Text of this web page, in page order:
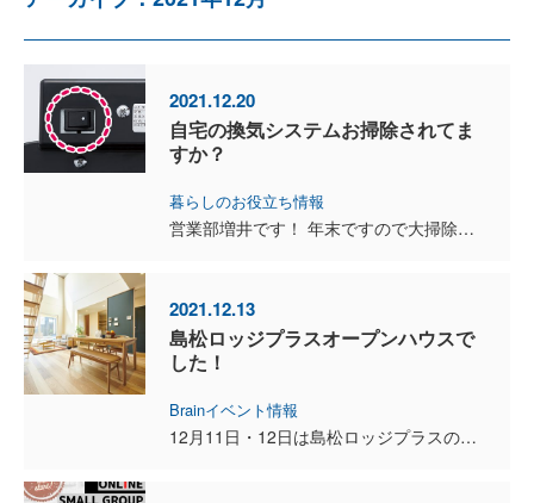
2021.12.20
自宅の換気システムお掃除されてま
すか？
暮らしのお役立ち情報
営業部増井です！ 年末ですので大掃除されているかと思いますが、ご自宅の２４時間換気システムお掃除されてますか？ 意外と忘れがちな場所ですよね？ 私も新築から二年経って初めて掃除をしま...
2021.12.13
島松ロッジプラスオープンハウスで
した！
Brainイベント情報
12月11日・12日は島松ロッジプラスのイベントとしては最終公開でした！ ご来場いただいた方、ありがとうございました！ ご予約をいただければ、12月20日までは内覧可能となっております。 ...